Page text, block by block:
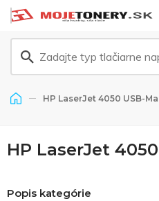
HP LaserJet 4050 USB-
HP LaserJet
Popis kategórie